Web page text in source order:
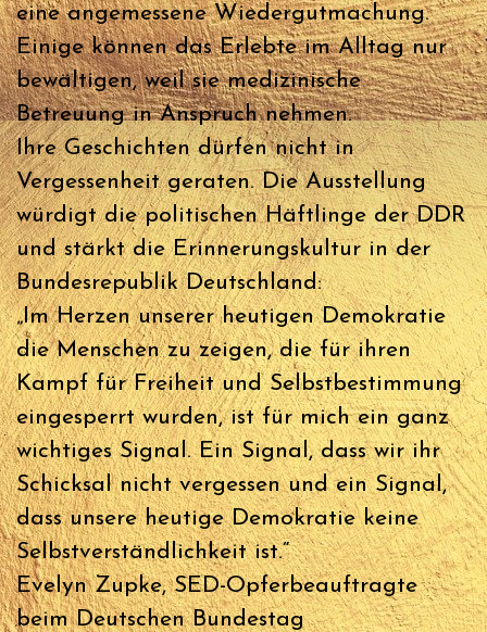
eine angemessene Wiedergutmachung.
Einige können das Erlebte im Alltag nur
bewältigen, weil sie medizinische
Betreuung in Anspruch nehmen.
Ihre Geschichten dürfen nicht in
Vergessenheit geraten. Die Ausstellung
würdigt die politischen Häftlinge der DDR
und stärkt die Erinnerungskultur in der
Bundesrepublik Deutschland:
„Im Herzen unserer heutigen Demokratie
die Menschen zu zeigen, die für ihren
Kampf für Freiheit und Selbstbestimmung
eingesperrt wurden, ist für mich ein ganz
wichtiges Signal. Ein Signal, dass wir ihr
Schicksal nicht vergessen und ein Signal,
dass unsere heutige Demokratie keine
Selbstverständlichkeit ist.“
Evelyn Zupke, SED-Opferbeauftragte
beim Deutschen Bundestag